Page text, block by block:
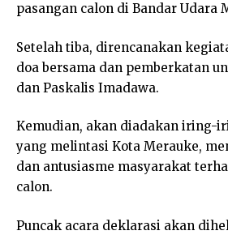
pasangan calon di Bandar Udara
Setelah tiba, direncanakan
doa bersama dan pemberkatan
dan Paskalis Imadawa.
Kemudian, akan diadakan iring-
yang melintasi Kota Merauke,
dan antusiasme masyarakat
calon.
Puncak acara deklarasi akan